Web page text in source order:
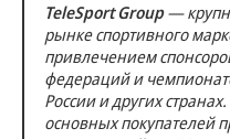
TeleSport Group—
рынке спортивного
привлечением
федераций и
России и других
основных покупателей